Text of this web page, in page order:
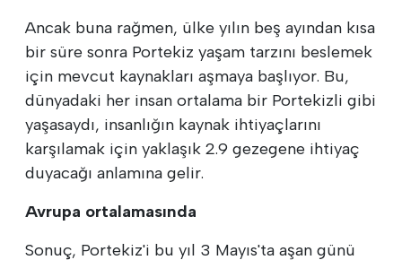
Ancak buna rağmen, ülke yılın beş ayından kısa
bir süre sonra Portekiz yaşam tarzını beslemek
için mevcut kaynakları aşmaya başlıyor. Bu,
dünyadaki her insan ortalama bir Portekizli gibi
yaşasaydı, insanlığın kaynak ihtiyaçlarını
karşılamak için yaklaşık 2.9 gezegene ihtiyaç
duyacağı anlamına gelir.
Avrupa ortalamasında
Sonuç, Portekiz'i bu yıl 3 Mayıs'ta aşan günü